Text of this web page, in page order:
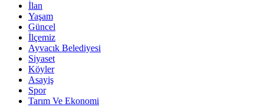
İlan
Yaşam
Güncel
İlçemiz
Ayvacık Belediyesi
Siyaset
Köyler
Asayiş
Spor
Tarım Ve Ekonomi